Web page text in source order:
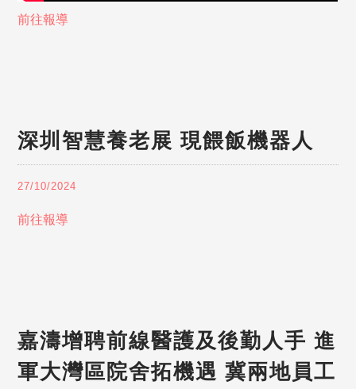
前往報導
深圳智慧養老展 現餵飯機器人
27/10/2024
前往報導
嘉濤增聘前線醫護及後勤人手 進
軍大灣區院舍拓機遇 冀兩地員工